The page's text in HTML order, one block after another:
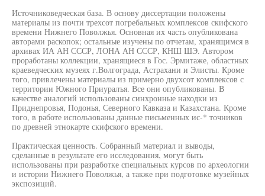
Источниковедческая база. В основу диссертации положены
материалы из почти трехсот погребальных комплексов скифского
времени Нижнего Поволжья. Основная их часть опубликована
авторами раскопок; остальные изучены по отчетам, хранящимся в
архивах ИА АН СССР, ЛОНА АН СССР, КНШ ШЭ. Автором
проработаны коллекции, хранящиеся в Гос. Эрмитаже, областных
краеведческих музеях г.Волгограда, Астрахани и Элисты. Кроме
того, привлечены материалы из примерно двухсот комплексов с
территории Южного Приуралъя. Все они опубликованы. В
качестве аналогий использованы синхронные находки из
Приднепровья, Подонья, Северного Кавказа и Казахстана. Кроме
того, в работе использованы данные письменных ис-* точников
по древней этнокарте скифского времени.
Практическая ценность. Собранный материал и выводы,
сделанные в результате его исследования, могут быть
использованы при разработке специальных курсов по археологии
и истории Нижнего Поволжья, а также при подготовке музейных
экспозиций.